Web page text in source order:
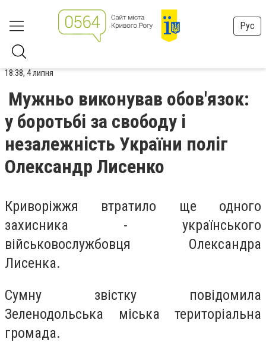
Рус
18:38, 4 липня
Мужньо виконував обов'язок:
у боротьбі за свободу і
незалежність України поліг
Олександр Лисенко
Криворіжжя втратило ще одного
захисника - українського
військовослужбовця Олександра
Лисенка.
Сумну звістку повідомила
Зеленодольська міська територіальна
громада.